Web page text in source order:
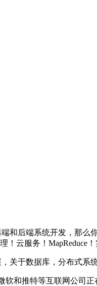
和后端系统开发，那么
！云服务！MapReduce！
关于数据库，分布式系
和推特等互联网公司